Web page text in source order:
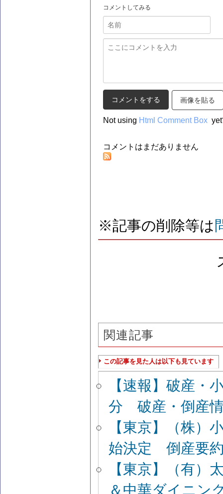
コメントしてみる
画像を貼る
Not using Html Comment Box
コメントはまだありません
※記事の削除等は
関連記事
この記事を見た人は以下も見ています
【速報】破産
分 破産・倒産
【東京】（株）
始決定 倒産要
【東京】（有
＆中華ダイニ